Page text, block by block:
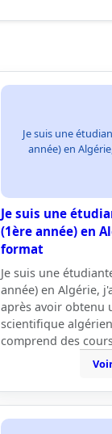
Je suis une
année) en
Je suis une
(1ère année) en
format
Je suis une
année) en Algérie,
après avoir obtenu
scientifique
comprend des